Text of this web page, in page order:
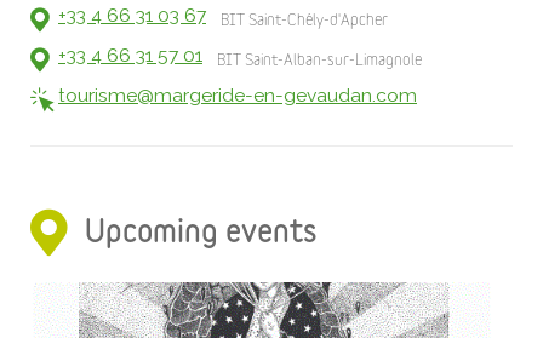
+33 4 66 31 03 67 BIT Saint-Chély-d'Apcher
+33 4 66 31 57 01 BIT Saint-Alban-sur-Limagnole
tourisme@margeride-en-gevaudan.com
Upcoming events